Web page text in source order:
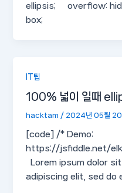
ellipsis; overflow:
box;
IT팁
100% 넓이 일때
hacktam / 2024년 05월 20
[code] /* Demo:
https://jsfiddle.net/
Lorem ipsum dolor
adipiscing elit, sed do